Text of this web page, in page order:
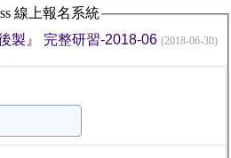
線上報名系統
製』 完整研習-2018-06 (2018-06-30)